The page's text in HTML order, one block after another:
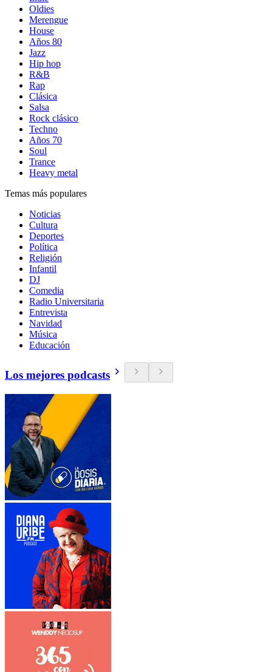
Oldies
Merengue
House
Años 80
Jazz
Hip hop
R&B
Rap
Clásica
Salsa
Rock clásico
Techno
Años 70
Soul
Trance
Heavy metal
Temas más populares
Noticias
Cultura
Deportes
Política
Religión
Infantil
DJ
Comedia
Radio Universitaria
Entrevista
Navidad
Música
Educación
Los mejores podcasts